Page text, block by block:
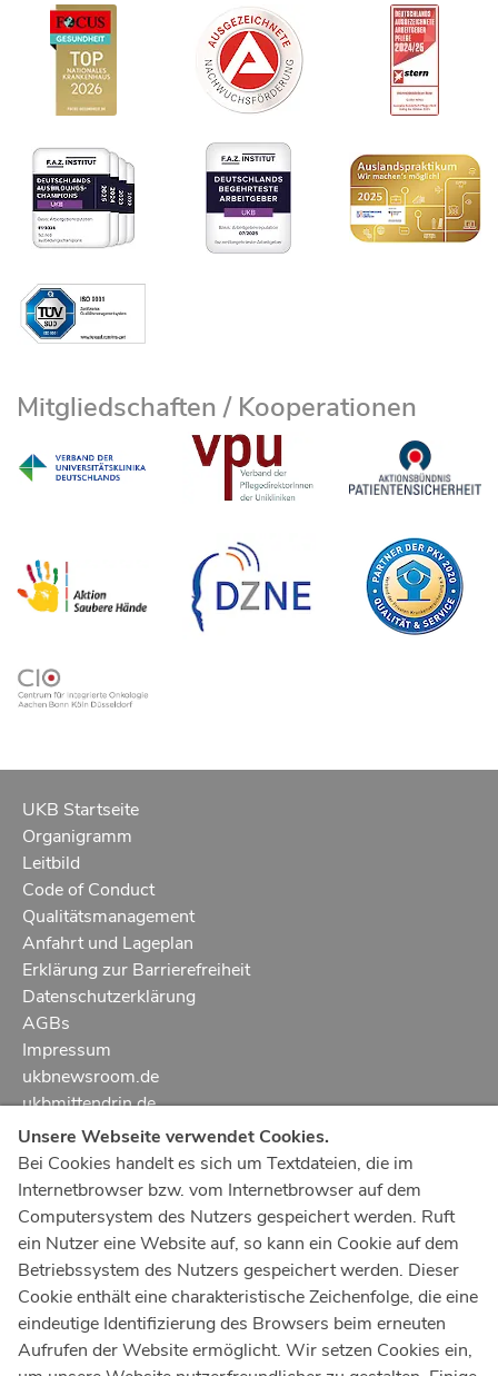
Mitgliedschaften / Kooperationen
UKB Startseite
Organigramm
Leitbild
Code of Conduct
Qualitätsmanagement
Anfahrt und Lageplan
Erklärung zur Barrierefreiheit
Datenschutzerklärung
AGBs
Impressum
ukbnewsroom.de
ukbmittendrin.de
Notruf112
Ärztlicher Notdienst116 117
Giftnotrufzentrale
Tel: +49 22819240
Notfallzentrum Bonn
Kindernotfallzentrum Bonn
Unsere Webseite verwendet Cookies.
Bei Cookies handelt es sich um Textdateien, die im
Internetbrowser bzw. vom Internetbrowser auf dem
Computersystem des Nutzers gespeichert werden. Ruft
ein Nutzer eine Website auf, so kann ein Cookie auf dem
Betriebssystem des Nutzers gespeichert werden. Dieser
Cookie enthält eine charakteristische Zeichenfolge, die eine
eindeutige Identifizierung des Browsers beim erneuten
Aufrufen der Website ermöglicht. Wir setzen Cookies ein,